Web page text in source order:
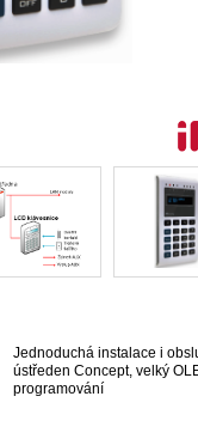
Jednoduchá instalace i
ústředen Concept, velký
programování